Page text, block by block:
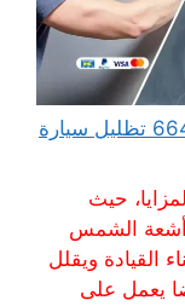
تظليل سيارات متنقل الكويت 66400552 تظليل سيارة
حيث
أشعة الشمس
القيادة ويقلل
يعمل على